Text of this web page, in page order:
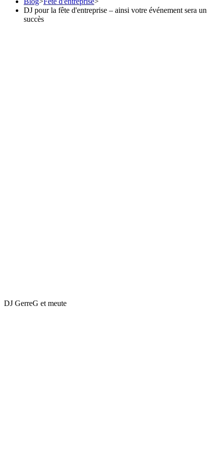
DJ pour la fête d'entreprise – ainsi votre événement sera un
succès
DJ GerreG et meute